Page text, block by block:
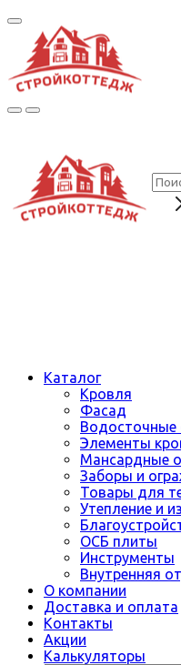
Каталог
Кровля
Фасад
Водосточные
Элементы
Мансардные
Заборы и
Товары для
Утепление и
ОСБ плиты
Инструменты
Внутренняя
О компании
Доставка и оплата
Контакты
Акции
Калькуляторы